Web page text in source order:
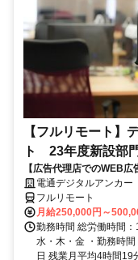
【フルリモート】
ト 23年度新設部
【広告代理店でのWEB
G／全国×完全在宅／年休
電通デジタルアンカ
フルリモート
月給250,000円～
勤務時間 総労働時間
水・木・金 ・勤務時
日 残業月平均4時間19